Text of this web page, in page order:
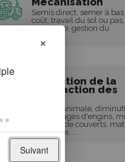
Semis direct, semer à bas
coût, travail du sol ou pas,
épandage, gestion du
Réduction de la
compaction des
Traction animale,
des passages d'engins,
en place de couverts,
organique, ...
×
Suivant